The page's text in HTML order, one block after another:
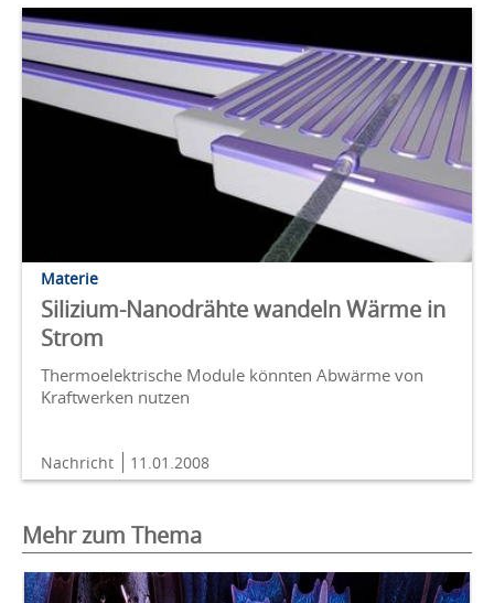
Materie
Silizium-Nanodrähte wandeln Wärme in
Strom
Thermoelektrische Module könnten Abwärme von
Kraftwerken nutzen
Nachricht 11.01.2008
Mehr zum Thema